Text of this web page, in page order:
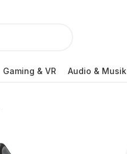
Gaming & VR Audio & Musik